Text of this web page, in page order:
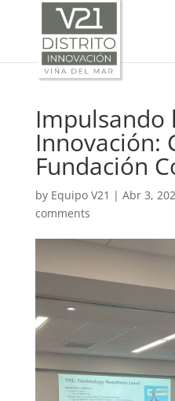
Impulsando
Innovación:
Fundación
by Equipo V21 | Abr 3,
comments
SELECT LANGUAGE ▼